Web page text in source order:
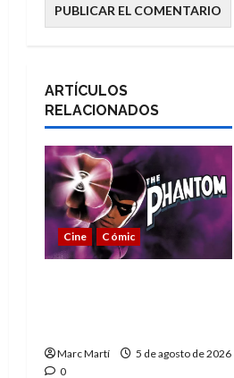
ARTÍCULOS
RELACIONADOS
Cine Cómic
Marc Martí
5 de agosto de 2026
0